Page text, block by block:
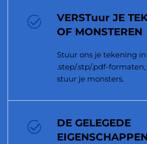
VERSTuur JE
OF MONSTEREN
Stuur ons je tekening in
.step/.stp/.pdf-formaten,
stuur je monsters.
DE GELEGEDE